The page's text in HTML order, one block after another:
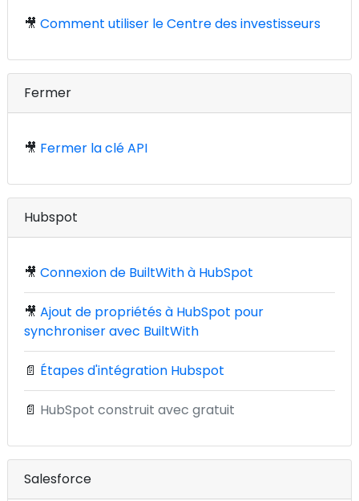
🎥 Comment utiliser le Centre des investisseurs
Fermer
🎥 Fermer la clé API
Hubspot
🎥 Connexion de BuiltWith à HubSpot
🎥 Ajout de propriétés à HubSpot pour
synchroniser avec BuiltWith
📄 Étapes d'intégration Hubspot
📄 HubSpot construit avec gratuit
Salesforce